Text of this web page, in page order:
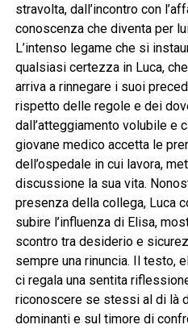
stravolta, dall’incontro con
conoscenza che diventa per
L’intenso legame che si
qualsiasi certezza in Luca,
arriva a rinnegare i suoi
rispetto delle regole e dei
dall’atteggiamento volubile e
giovane medico accetta le
dell’ospedale in cui lavora,
discussione la sua vita.
presenza della collega, Luca
subire l’influenza di Elisa,
scontro tra desiderio e
sempre una rinuncia. Il testo,
ci regala una sentita
riconoscere se stessi al di là
dominanti e sul timore di